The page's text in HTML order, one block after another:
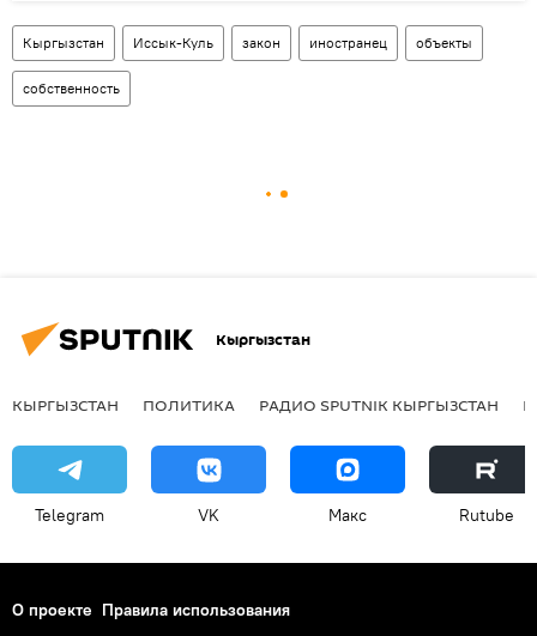
Кыргызстан Иссык-Куль закон иностранец объекты
собственность
Кыргызстан
КЫРГЫЗСТАН ПОЛИТИКА РАДИО SPUTNIK КЫРГЫЗСТАН
Telegram VK Макс Rutube
О проекте Правила использования